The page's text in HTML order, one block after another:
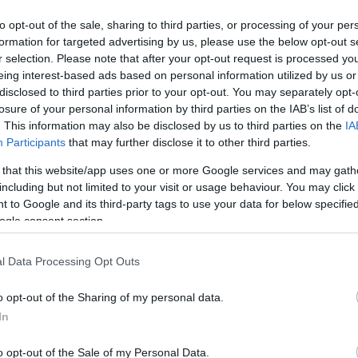
opt-out of the sale, sharing to third parties, or processing of your
for targeted advertising by us, please use the below opt-out
selection. Please note that after your opt-out request is processed
interest-based ads based on personal information utilized by us
to third parties prior to your opt-out. You may separately
of your personal information by third parties on the IAB’s list of
This information may also be disclosed by us to third parties on the
Participants that may further disclose it to other third parties.
that this website/app uses one or more Google services and may
but not limited to your visit or usage behaviour. You may
to Google and its third-party tags to use your data for below
consent section.
Data Processing Opt Outs
opt-out of the Sharing of my personal data.
opt-out of the Sale of my Personal Data.
ebben a pozícióban bárkit
milyen a vezetőedző saját
e kiutat a helyzetből.
arra, hogy egy Újpest szintű